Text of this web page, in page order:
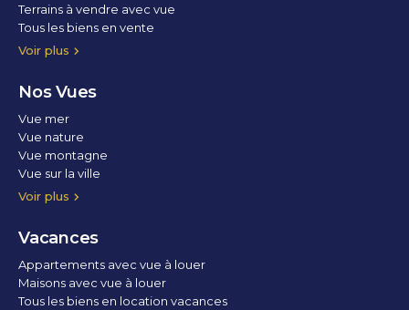
Voir plus
Terrains à vendre avec vue
Tous les biens en vente
Nos Vues
Voir plus
Vue mer
Vue nature
Vue montagne
Vue sur la ville
Vue parc
Vue fleuve
Vue lac
Vue marina / port
Vacances
Appartements avec vue à louer
Maisons avec vue à louer
Tous les biens en location vacances